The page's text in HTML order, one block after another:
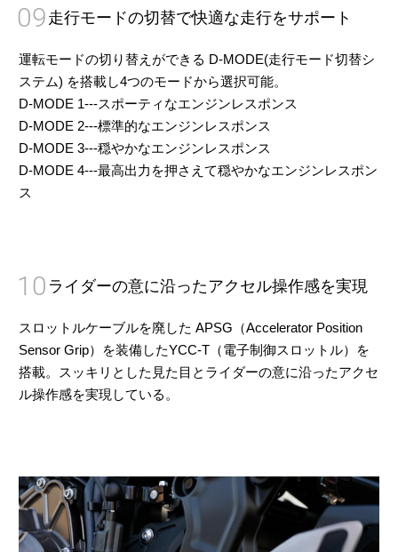
09 走行モードの切替で快適な走行をサポート
運転モードの切り替えができる D-MODE(走行モード切替シ
ステム) を搭載し4つのモードから選択可能。
D-MODE 1---スポーティなエンジンレスポンス
D-MODE 2---標準的なエンジンレスポンス
D-MODE 3---穏やかなエンジンレスポンス
D-MODE 4---最高出力を押さえて穏やかなエンジンレスポン
ス
10 ライダーの意に沿ったアクセル操作感を実現
スロットルケーブルを廃した APSG（Accelerator Position
Sensor Grip）を装備したYCC-T（電子制御スロットル）を
搭載。スッキリとした見た目とライダーの意に沿ったアクセ
ル操作感を実現している。